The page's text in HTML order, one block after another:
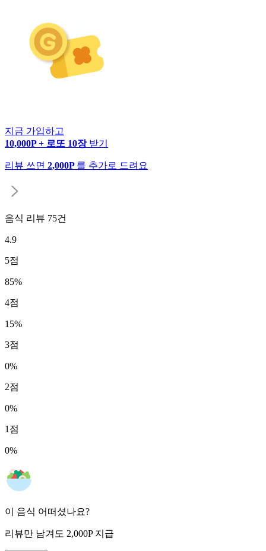
지금 가입하고
10,000P + 로또 10장 받기
리뷰 쓰면 2,000P 를 추가로 드려요
음식 리뷰 75건
4.9
5점
85%
4점
15%
3점
0%
2점
0%
1 점
0%
이 음식 어떠셨나요?
리뷰만 남겨도 2,000P 지급